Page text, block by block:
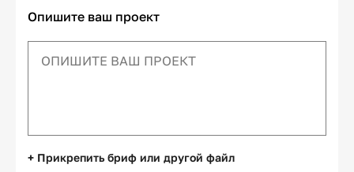
Опишите ваш проект
+ Прикрепить бриф или другой файл